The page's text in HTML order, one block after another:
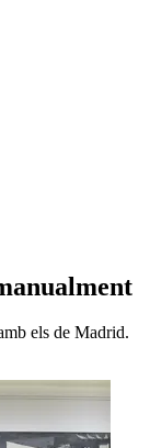
els de Madrid.